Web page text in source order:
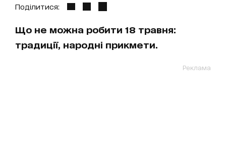
Поділитися:
Що не можна робити 18 травня:
традиції, народні прикмети.
Реклама